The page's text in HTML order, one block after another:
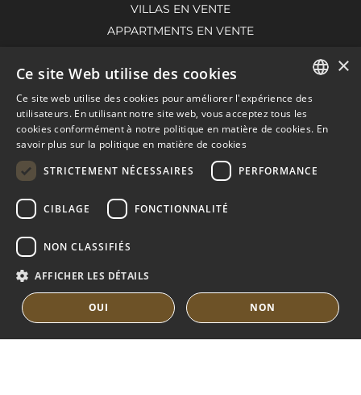
VILLAS EN VENTE
APPARTMENTS EN VENTE
MARBELLA EAST
VILLAS EN VENTE
APPARTMENTS EN VENTE
SPANISH
×
Ce site Web utilise des cookies
Ce site web utilise des cookies pour améliorer l'expérience des
utilisateurs. En utilisant notre site web, vous acceptez tous les
cookies conformément à notre politique en matière de cookies. En
savoir plus sur la politique en matière de cookies
STRICTEMENT NÉCESSAIRES
PERFORMANCE
CIBLAGE FONCTIONNALITÉ
NON CLASSIFIÉS
AFFICHER LES DÉTAILS
OUI NON